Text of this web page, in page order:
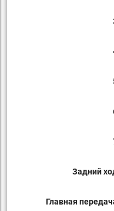
Задний
Главная